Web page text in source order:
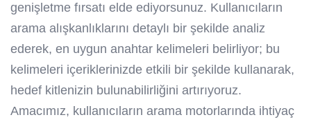
genişletme fırsatı elde ediyorsunuz. Kullanıcıların
arama alışkanlıklarını detaylı bir şekilde analiz
ederek, en uygun anahtar kelimeleri belirliyor; bu
kelimeleri içeriklerinizde etkili bir şekilde kullanarak,
hedef kitlenizin bulunabilirliğini artırıyoruz.
Amacımız, kullanıcıların arama motorlarında ihtiyaç